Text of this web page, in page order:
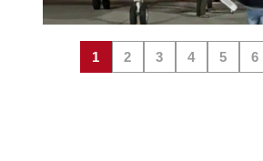
1 2 3 4 5 6